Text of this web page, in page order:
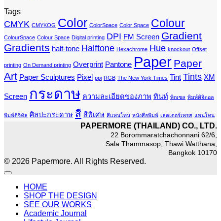
Tags
CMYK CMYKOG Color ColorSpace Color Space Colour
ColourSpace Colour Space Digital printing DPI FM Screen Gradient
Gradients half-tone Halftone Hexachrome Hue knockout Offset
printing On Demand printing Overprint Pantone Paper Paper
Art Paper Sculptures Pixel ppi RGB The New York Times Tint Tints XM
Screen กระดาษ ความละเอียดของภาพ ทินท์ พิกเซล พิมพ์ดิจิตอล
พิมพ์ดิจิทัล ศิลปะกระดาษ สี สีพิเศษ สีแพนโทน หนังสือพิมพ์ เลตเตอร์เพรส แพนโทน
PAPERMORE (THAILAND) CO., LTD.
22 Borommaratchachonnani 62/6,
Sala Thammasop, Thawi Watthana,
Bangkok 10170
© 2026 Papermore. All Rights Reserved.
HOME
SHOP THE DESIGN
SEE OUR WORKS
Academic Journal